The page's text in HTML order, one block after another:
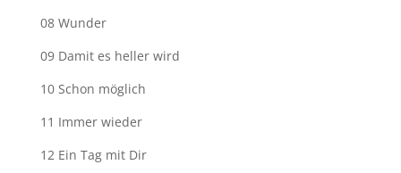
08 Wunder
09 Damit es heller wird
10 Schon möglich
11 Immer wieder
12 Ein Tag mit Dir